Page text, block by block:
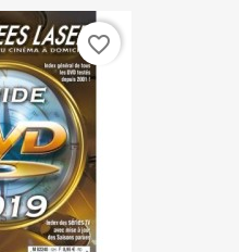
favorite_border